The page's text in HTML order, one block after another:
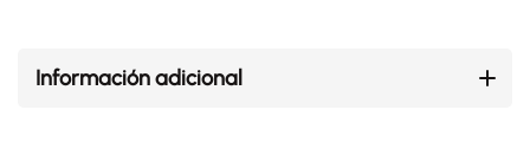
Información adicional